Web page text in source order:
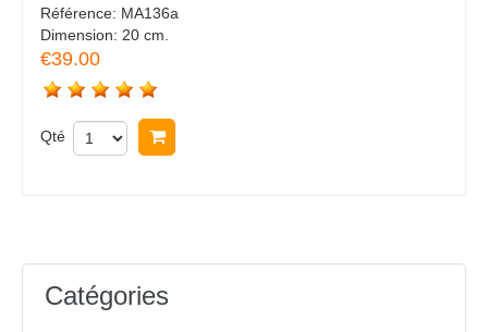
Référence: MA136a
Dimension: 20 cm.
€39.00
Qté
Catégories